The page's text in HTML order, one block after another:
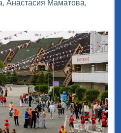
Анастасия Маматова,